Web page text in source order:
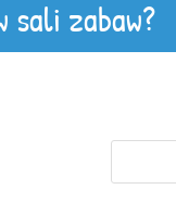
sali zabaw?